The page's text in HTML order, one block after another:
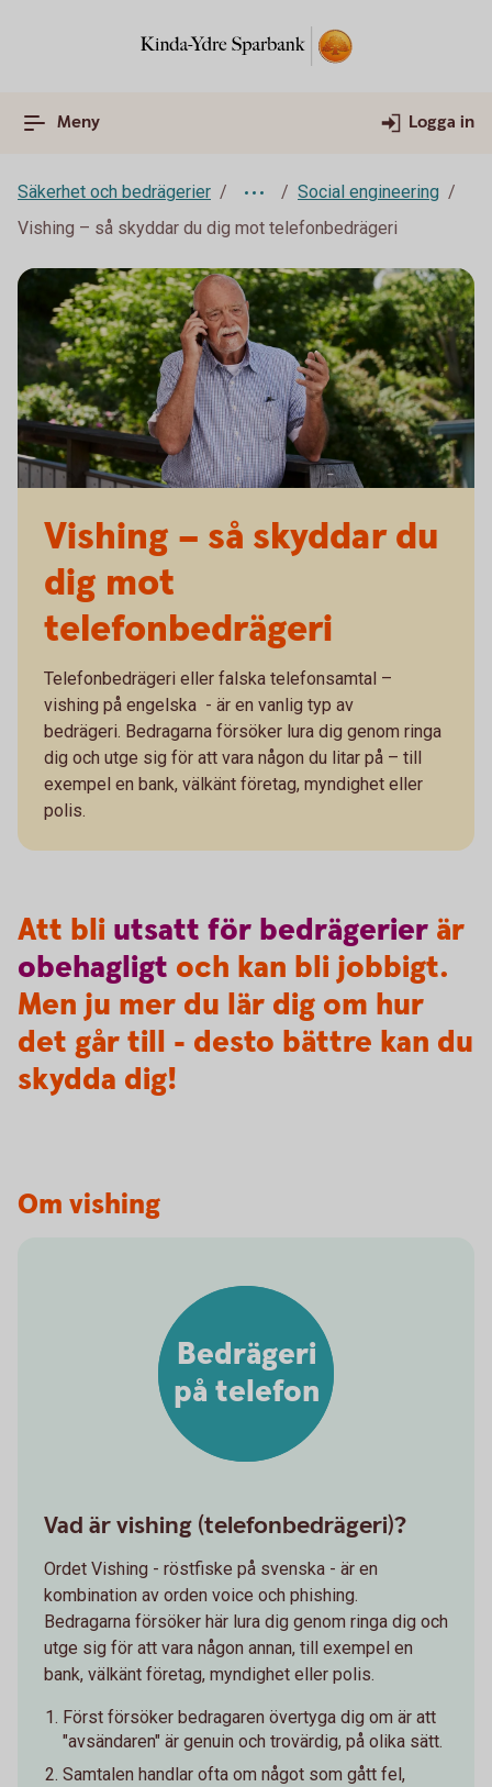
Meny Logga in
Säkerhet och bedrägerier
Social engineering
Vishing – så skyddar du dig mot telefonbedrägeri
Vishing – så skyddar du
dig mot
telefonbedrägeri
Telefonbedrägeri eller falska telefonsamtal –
vishing på engelska - är en vanlig typ av
bedrägeri. Bedragarna försöker lura dig genom ringa
dig och utge sig för att vara någon du litar på – till
exempel en bank, välkänt företag, myndighet eller
polis.
Att bli utsatt för bedrägerier är
obehagligt och kan bli jobbigt.
Men ju mer du lär dig om hur
det går till - desto bättre kan du
skydda dig!
Om vishing
Bedrägeri
på telefon
Vad är vishing (telefonbedrägeri)?
Ordet Vishing - röstfiske på svenska - är en
kombination av orden voice och phishing.
Bedragarna försöker här lura dig genom ringa dig och
utge sig för att vara någon annan, till exempel en
bank, välkänt företag, myndighet eller polis.
Först försöker bedragaren övertyga dig om är att
"avsändaren" är genuin och trovärdig, på olika sätt.
Samtalen handlar ofta om något som gått fel,